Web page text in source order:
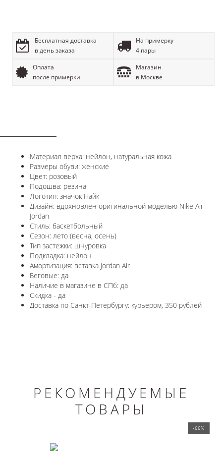
Бесплатная доставка
в день заказа
На примерку
4 пары
Оплата
после примерки
Магазин
в Москве
Материал верха: нейлон, натуральная кожа
Размеры обуви: женские
Цвет: розовый
Подошва: резина
Логотип: значок Найк
Дизайн: вдохновлен оригинальной моделью Nike Air
Jordan
Стиль: баскетбольный
Сезон: лето (весна, осень)
Тип застежки: шнуровка
Подкладка: нейлон
Амортизация: вставка Jordan Air
Беговые: да
Наличие в магазине в СПб: да
Скидка - да
Доставка по Санкт-Петербургу: курьером, 350 рублей
РЕКОМЕНДУЕМЫЕ
ТОВАРЫ
-66%